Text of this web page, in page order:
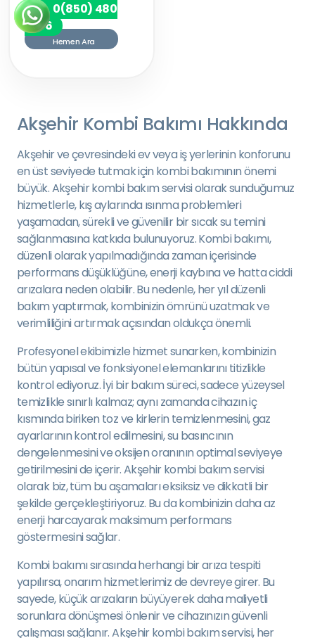
0(850) 480
7256
Hemen Ara
Akşehir Kombi Bakımı Hakkında
Akşehir ve çevresindeki ev veya iş yerlerinin konforunu
en üst seviyede tutmak için kombi bakımının önemi
büyük. Akşehir kombi bakım servisi olarak sunduğumuz
hizmetlerle, kış aylarında ısınma problemleri
yaşamadan, sürekli ve güvenilir bir sıcak su temini
sağlanmasına katkıda bulunuyoruz. Kombi bakımı,
düzenli olarak yapılmadığında zaman içerisinde
performans düşüklüğüne, enerji kaybına ve hatta ciddi
arızalara neden olabilir. Bu nedenle, her yıl düzenli
bakım yaptırmak, kombinizin ömrünü uzatmak ve
verimliliğini artırmak açısından oldukça önemli.
Profesyonel ekibimizle hizmet sunarken, kombinizin
bütün yapısal ve fonksiyonel elemanlarını titizlikle
kontrol ediyoruz. İyi bir bakım süreci, sadece yüzeysel
temizlikle sınırlı kalmaz; aynı zamanda cihazın iç
kısmında biriken toz ve kirlerin temizlenmesini, gaz
ayarlarının kontrol edilmesini, su basıncının
dengelenmesini ve oksijen oranının optimal seviyeye
getirilmesini de içerir. Akşehir kombi bakım servisi
olarak biz, tüm bu aşamaları eksiksiz ve dikkatli bir
şekilde gerçekleştiriyoruz. Bu da kombinizin daha az
enerji harcayarak maksimum performans
göstermesini sağlar.
Kombi bakımı sırasında herhangi bir arıza tespiti
yapılırsa, onarım hizmetlerimiz de devreye girer. Bu
sayede, küçük arızaların büyüyerek daha maliyetli
sorunlara dönüşmesi önlenir ve cihazınızın güvenli
çalışması sağlanır. Akşehir kombi bakım servisi, her